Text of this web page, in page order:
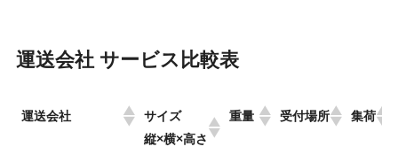
運送会社 サービス比較表
運送会社
サイズ
縦×横×高さ
重量 受付場所 集荷